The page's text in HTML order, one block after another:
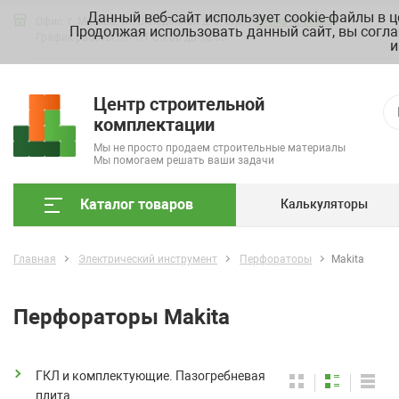
Офис: г. Москва, ул. Складочная д. 3, стр. 7Схема проезда
График работы ПН-ПТ с 9.00 до 18.00
Центр строительной
комплектации
Мы не просто продаем строительные материалы
Мы помогаем решать ваши задачи
Каталог товаров Калькуляторы
Главная Электрический инструмент Перфораторы Makita
Перфораторы Makita
ГКЛ и комплектующие. Пазогребневая
плита.
Данный веб-сайт использует cookie-файлы в
Продолжая использовать данный сайт, вы